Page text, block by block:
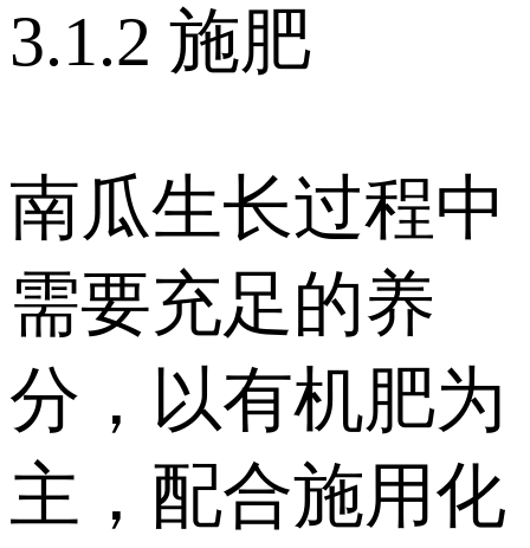
3.1.2 施肥
南瓜生长过程中
需要充足的养
分，以有机肥为
主，配合施用化